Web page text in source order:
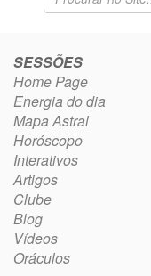
SESSÕES
Home Page
Energia do dia
Mapa Astral
Horóscopo
Interativos
Artigos
Clube
Blog
Vídeos
Oráculos